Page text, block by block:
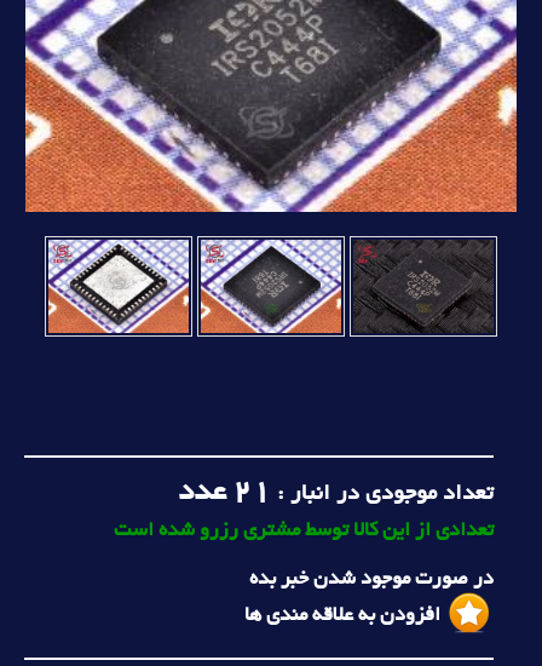
تعداد موجودی در انبار : 21 عدد
تعدادی از این کالا توسط مشتری رزرو شده است
در صورت موجود شدن خبر بده
افزودن به علاقه مندی ها